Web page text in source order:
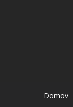
Domov